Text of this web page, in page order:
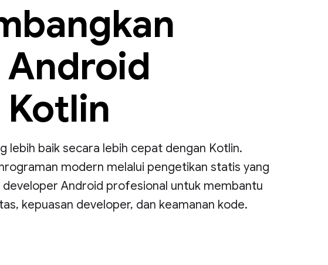
lebih baik secara lebih cepat dengan Kotlin.
modern melalui pengetikan statis yang
developer Android profesional untuk membantu
kepuasan developer, dan keamanan kode.